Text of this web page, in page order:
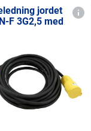
jordet
F 3G2,5 med